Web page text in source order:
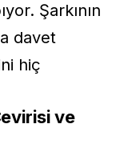
Şarkının
davet
hiç
ve